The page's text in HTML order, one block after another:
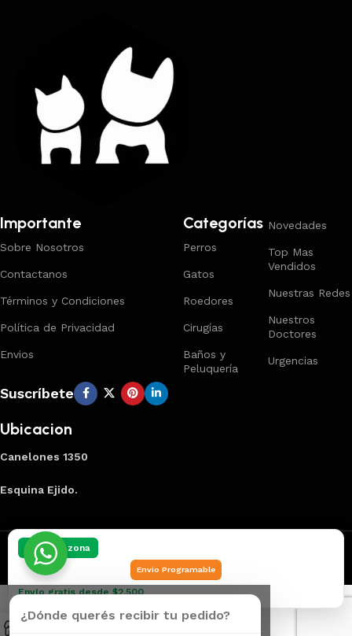
Elegí tu zona
Envio Programable
Envío gratis desde $2.500
Importante
Sobre Nosotros
Contactanos
Términos y Condiciones
Política de Privacidad
Envios
Categorías
Perros
Gatos
Roedores
Cirugías
Baños y
Peluquería
Novedades
Top Mas
Vendidos
Nuestras Redes
Nuestros
Doctores
Urgencias
Suscríbete
Ubicacion
Canelones 1350
Esquina Ejido.
Creado por
¿Dónde querés recibir tu pedido?